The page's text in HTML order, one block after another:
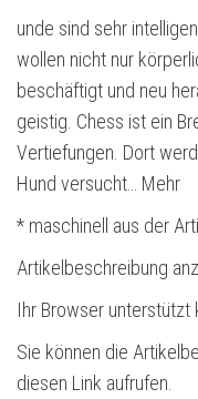
unde sind sehr
wollen nicht nur
beschäftigt und neu
geistig. Chess ist ein
Vertiefungen. Dort
Hund versucht… Mehr
* maschinell aus der
Artikelbeschreibung
Ihr Browser unterstützt
Sie können die
diesen Link aufrufen.